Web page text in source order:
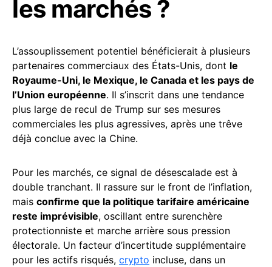
les marchés ?
L’assouplissement potentiel bénéficierait à plusieurs
partenaires commerciaux des États-Unis, dont le
Royaume-Uni, le Mexique, le Canada et les pays de
l’Union européenne. Il s’inscrit dans une tendance
plus large de recul de Trump sur ses mesures
commerciales les plus agressives, après une trêve
déjà conclue avec la Chine.
Pour les marchés, ce signal de désescalade est à
double tranchant. Il rassure sur le front de l’inflation,
mais confirme que la politique tarifaire américaine
reste imprévisible, oscillant entre surenchère
protectionniste et marche arrière sous pression
électorale. Un facteur d’incertitude supplémentaire
pour les actifs risqués, crypto incluse, dans un